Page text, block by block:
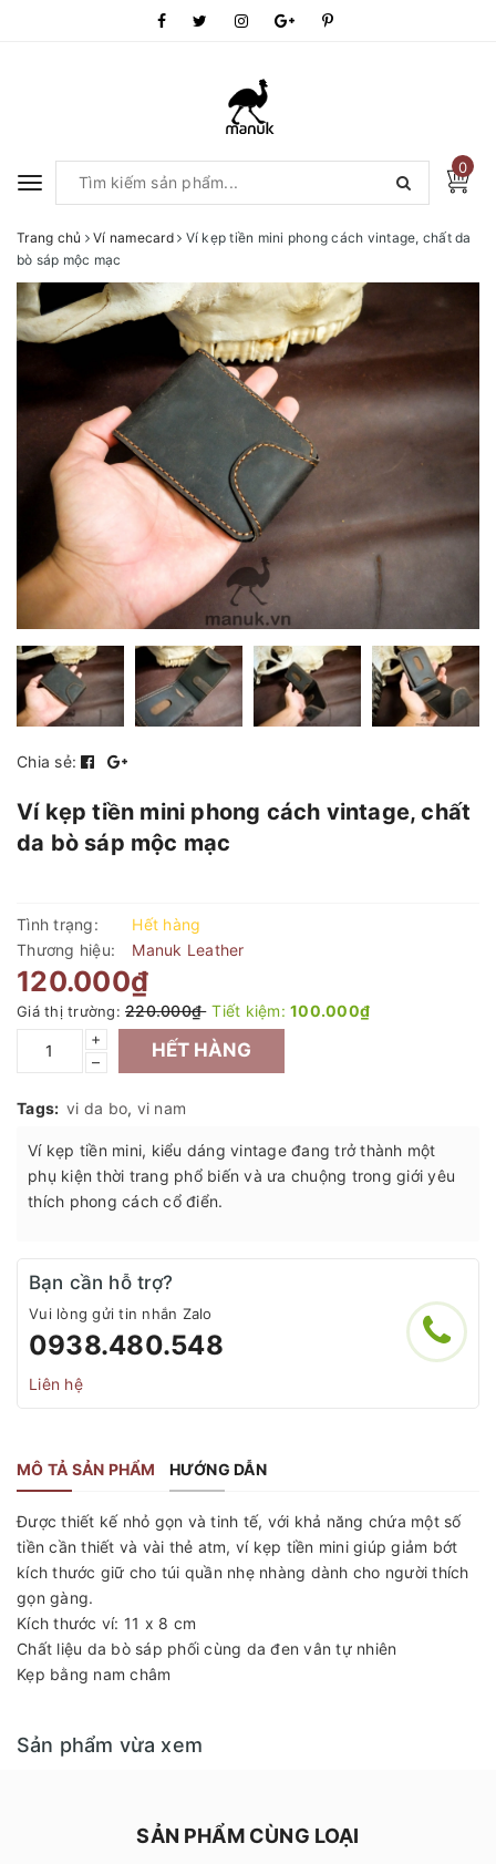
Toggle
0
Trang chủ Ví namecard
Ví kẹp tiền mini phong cách vintage, chất da
bò sáp mộc mạc
Chia sẻ:
Ví kẹp tiền mini phong cách vintage, chất
da bò sáp mộc mạc
Tình trạng:
Hết hàng
Thương hiệu:
Manuk Leather
120.000₫
Giá thị trường: 220.000₫ Tiết kiệm: 100.000₫
+
–
HẾT HÀNG
Tags: vi da bo, vi nam
Ví kẹp tiền mini, kiểu dáng vintage đang trở thành một
phụ kiện thời trang phổ biến và ưa chuộng trong giới yêu
thích phong cách cổ điển.
Bạn cần hỗ trợ?
Vui lòng gửi tin nhắn Zalo
0938.480.548
Liên hệ
MÔ TẢ SẢN PHẨM HƯỚNG DẪN
Được thiết kế nhỏ gọn và tinh tế, với khả năng chứa một số
tiền cần thiết và vài thẻ atm, ví kẹp tiền mini giúp giảm bớt
kích thước giữ cho túi quần nhẹ nhàng dành cho người thích
gọn gàng.
Kích thước ví: 11 x 8 cm
Chất liệu da bò sáp phối cùng da đen vân tự nhiên
Kẹp bằng nam châm
Sản phẩm vừa xem
SẢN PHẨM CÙNG LOẠI